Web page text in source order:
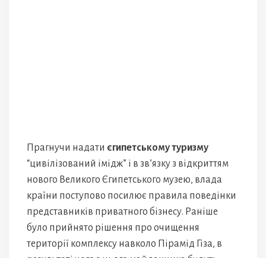
Прагнучи надати єгипетському туризму
“цивілізований імідж” і в зв’язку з відкриттям
нового Великого Єгипетського музею, влада
країни поступово посилює правила поведінки
представників приватного бізнесу. Раніше
було прийнято рішення про очищення
території комплексу навколо Пірамід Гіза, в